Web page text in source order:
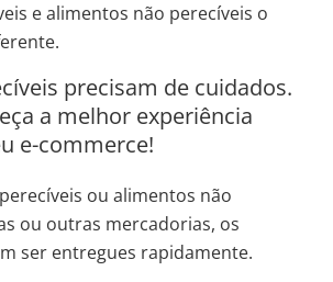
e alimentos não perecíveis o
precisam de cuidados.
a melhor experiência
e-commerce!
ou alimentos não
ou outras mercadorias, os
ser entregues rapidamente.